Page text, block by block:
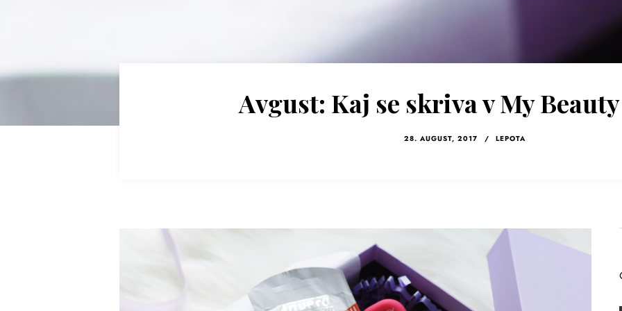
Avgust: Kaj se skriva v My
28. AUGUST, 2017 / LEPOTA